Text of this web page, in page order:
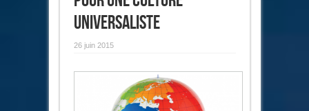
universaliste
26 juin 2015